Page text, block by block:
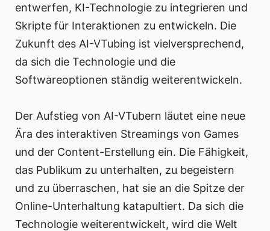
entwerfen, KI-Technologie zu integrieren und
Skripte für Interaktionen zu entwickeln. Die
Zukunft des AI-VTubing ist vielversprechend,
da sich die Technologie und die
Softwareoptionen ständig weiterentwickeln.
Der Aufstieg von AI-VTubern läutet eine neue
Ära des interaktiven Streamings von Games
und der Content-Erstellung ein. Die Fähigkeit,
das Publikum zu unterhalten, zu begeistern
und zu überraschen, hat sie an die Spitze der
Online-Unterhaltung katapultiert. Da sich die
Technologie weiterentwickelt, wird die Welt